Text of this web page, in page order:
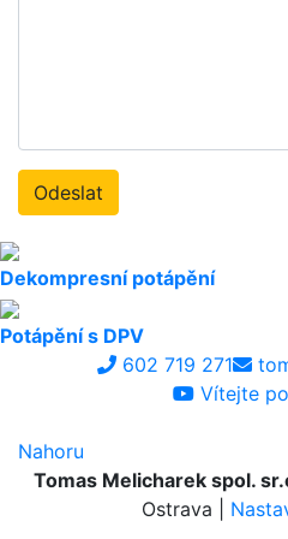
Dekompresní potápění
Potápění s DPV
602 719 271
Vítejte
Nahoru
Tomas Melicharek spol.
Ostrava |